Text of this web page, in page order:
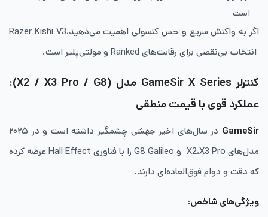
است
اگر به واکنش سریع و حس کنسولی اهمیت می‌دهید،Razer Kishi V3
انتخاب بی‌نقصی برای رقابت‌های Ranked و مولتی‌پلیر است.
کنترلر GameSir X Series مدل (X2 / X3 Pro / G8):
عملکرد قوی با قیمت منطقی
GameSir
در سال‌های اخیر جهشی چشمگیر داشته است و در ۲۰۲۵
مدل‌های X2،X3 Pro و G8 Galileo را با فناوری Hall Effect عرضه کرده
که دقت و دوام فوق‌العاده‌ای دارند.
ویژگی‌های شاخص: